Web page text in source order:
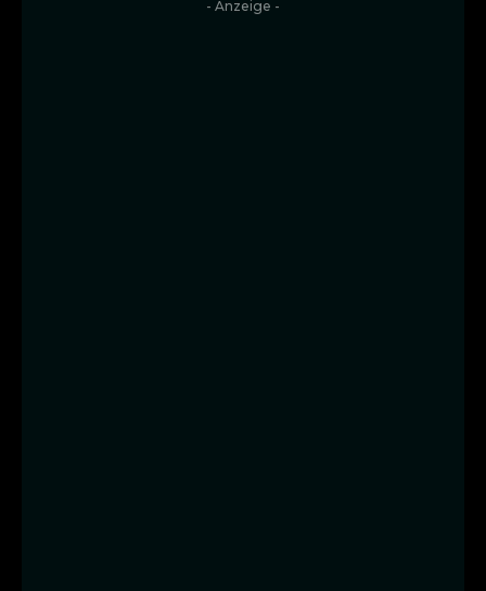
- Anzeige -